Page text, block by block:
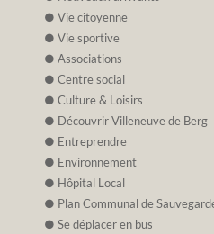
Vie citoyenne
Vie sportive
Associations
Centre social
Culture & Loisirs
Découvrir Villeneuve de Berg
Entreprendre
Environnement
Hôpital Local
Plan Communal de
Se déplacer en bus